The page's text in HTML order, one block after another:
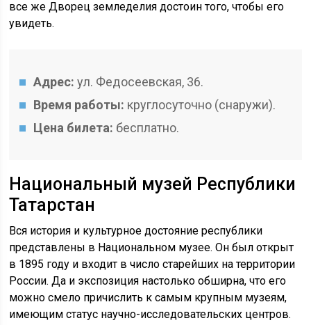
все же Дворец земледелия достоин того, чтобы его
увидеть.
Адрес: ул. Федосеевская, 36.
Время работы: круглосуточно (снаружи).
Цена билета: бесплатно.
Национальный музей Республики
Татарстан
Вся история и культурное достояние республики
представлены в Национальном музее. Он был открыт
в 1895 году и входит в число старейших на территории
России. Да и экспозиция настолько обширна, что его
можно смело причислить к самым крупным музеям,
имеющим статус научно-исследовательских центров.